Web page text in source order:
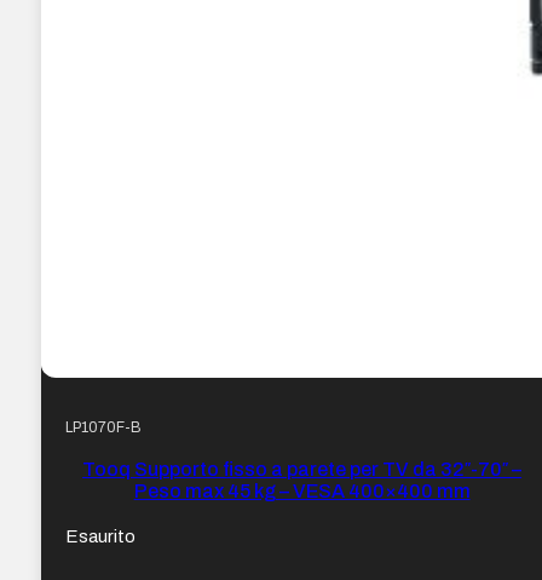
LP1070F-B
Tooq Supporto fisso a parete per TV da 32″-70″ –
Peso max 45 kg – VESA 400×400 mm
Esaurito